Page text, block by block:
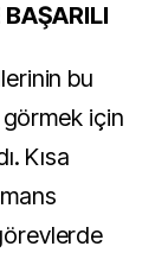
bu
görmek için
Kısa